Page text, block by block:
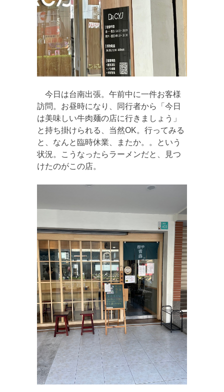
今日は台南出張。午前中に一件お客様
訪問。お昼時になり、同行者から「今日
は美味しい牛肉麺の店に行きましょう」
と持ち掛けられる、当然OK。行ってみる
と、なんと臨時休業、またか。。という
状況。こうなったらラーメンだと、見つ
けたのがこの店。